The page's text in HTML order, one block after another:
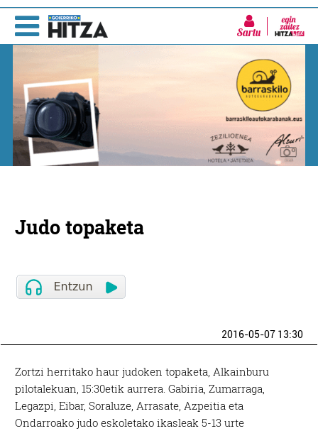
Sartu
Judo topaketa
2016-05-07 13:30
Zortzi herritako haur judoken topaketa, Alkainburu
pilotalekuan, 15:30etik aurrera. Gabiria, Zumarraga,
Legazpi, Eibar, Soraluze, Arrasate, Azpeitia eta
Ondarroako judo eskoletako ikasleak 5-13 urte